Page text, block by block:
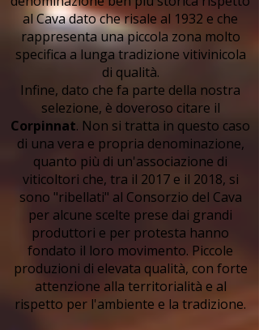
al Cava dato che risale al 1932 e che
rappresenta una piccola zona molto
specifica a lunga tradizione vitivinicola
di qualità.
Infine, dato che fa parte della nostra
selezione, è doveroso citare il
Corpinnat. Non si tratta in questo caso
di una vera e propria denominazione,
quanto più di un'associazione di
viticoltori che, tra il 2017 e il 2018, si
sono "ribellati" al Consorzio del Cava
per alcune scelte prese dai grandi
produttori e per protesta hanno
fondato il loro movimento. Piccole
produzioni di elevata qualità, con forte
attenzione alla territorialità e al
rispetto per l'ambiente e la tradizione.